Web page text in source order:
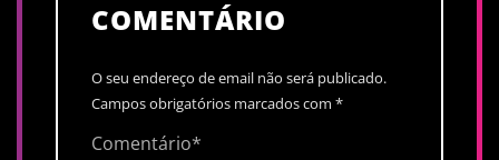
COMENTÁRIO
O seu endereço de email não será publicado.
Campos obrigatórios marcados com *